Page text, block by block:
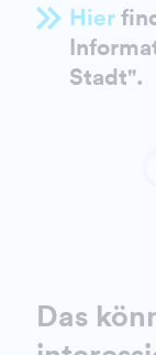
Hier
Stadt".
Das